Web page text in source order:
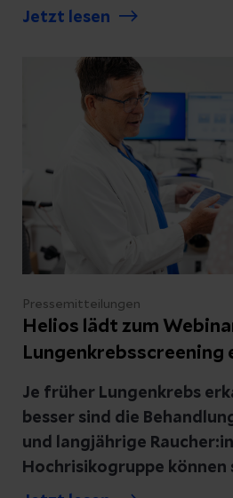
eigenverantwortlich die
Pflegefachpersonen –
drehten Lissy, Jette, Lucas
Mitstreiter:innen den
Station S5 der Helios
„Bühne frei für den
Projektwoche
Station“ managten sie alles
Patientenbett bis zum
Examinierte
Auszubildenden bei Fragen
beratend zur Seite.
Jetzt lesen
Pressemitteilungen
Helios lädt zum
Lungenkrebsscreening
Je früher Lungenkrebs
besser sind die
und langjährige
Hochrisikogruppe können
in einem Screening